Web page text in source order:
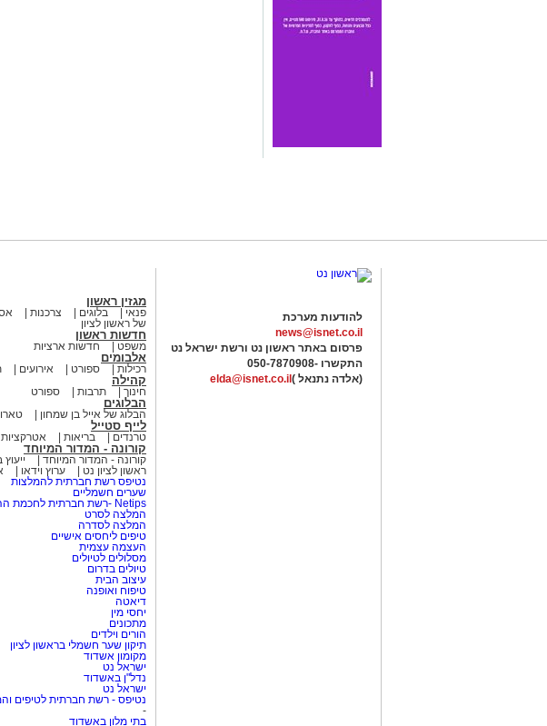
להודעות מערכת
news@isnet.co.il
פרסום באתר ראשון נט ורשת ישראל נט
התקשרו -050-7870908
(אלדה נתנאל ) elda@isnet.co.il
מגזין ראשון
פנאי בלוגים צרכנות
של ראשון לציון
חדשות ראשון
משפט חדשות ארציות
אלבומים
רכילות ספורט אירועים
קהילה
חינוך תרבות ספורט
הבלוגים
הבלוג של אייל בן שמחון
לייף סטייל
טרנדים בריאות אטרקציות
קורונה - המדור המיוחד
קורונה - המדור המיוחד
ראשון לציון נט
ערוץ וידאו
נטיפס רשת חברתית להמלצות
שערים חשמליים
Netips -רשת חברתית לחכמת ההמונים
המלצה לסרט
המלצה לסדרה
טיפים ליחסים אישיים
העצמה עצמית
מסלולים לטיולים
טיולים בדרום
עיצוב הבית
טיפוח ואופנה
דיאטה
יחסי מין
מתכונים
הורים וילדים
תיקון שער חשמלי בראשון לציון
מקומון אשדוד
ישראל נט
נדל"ן באשדוד
ישראל נט
נטיפס - רשת חברתית לטיפים
-
בתי מלון באשדוד